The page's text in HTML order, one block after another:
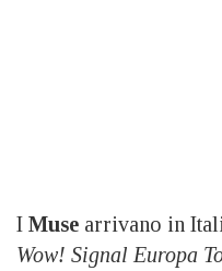
I Muse arrivano in
Wow! Signal Europa